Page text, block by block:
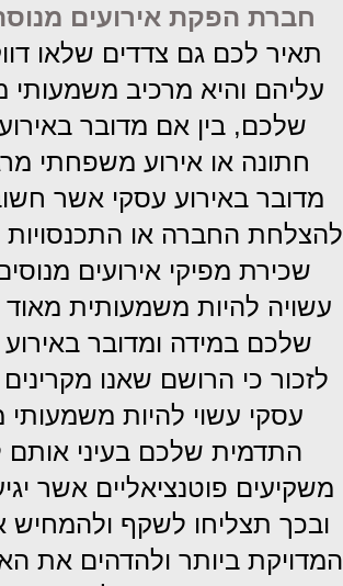
חברת הפקת אירועים
תאיר לכם גם צדדים שלאו
עליהם והיא מרכיב משמעותי
שלכם, בין אם מדובר באירוע
חתונה או אירוע משפחתי
מדובר באירוע עסקי אשר
להצלחת החברה או התכנסויות
שכירת מפיקי אירועים
עשויה להיות משמעותית מאוד
שלכם במידה ומדובר באירוע
לזכור כי הרושם שאנו
עסקי עשוי להיות משמעותי
התדמית שלכם בעיני אותם
משקיעים פוטנציאליים אשר
ובכך תצליחו לשקף ולהמחיש
המדויקת ביותר ולהדהים את